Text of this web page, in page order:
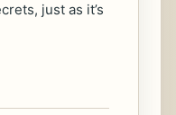
just as it’s